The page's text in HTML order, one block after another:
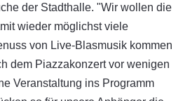
der Stadthalle. "Wir wollen die
wieder möglichst viele
von Live-Blasmusik kommen
dem Piazzakonzert vor wenigen
Veranstaltung ins Programm